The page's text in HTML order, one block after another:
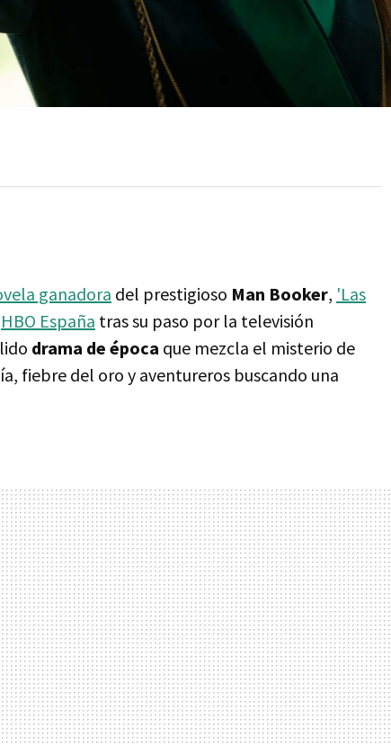
ganadora del prestigioso Man Booker, 'Las
HBO España tras su paso por la televisión
drama de época que mezcla el misterio de
fiebre del oro y aventureros buscando una